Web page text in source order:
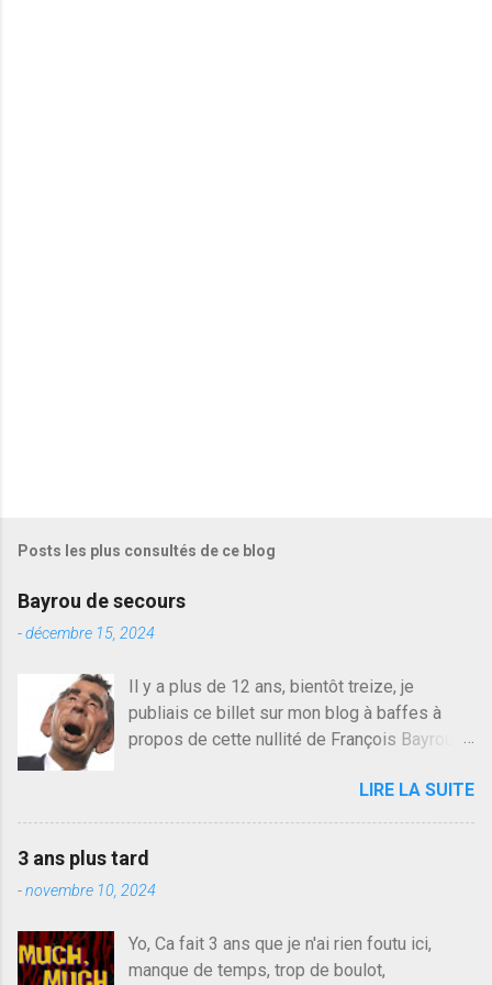
Posts les plus consultés de ce blog
Bayrou de secours
-décembre 15, 2024
Il y a plus de 12 ans, bientôt treize, je
publiais ce billet sur mon blog à baffes à
propos de cette nullité de François Bayrou. Il
quelqu'un, je ne parle pas des couples mais
des amis ou des valeurs dans lesquels on
croit. François Bayrou est en passe de
devenir le traite d'une partie de son électorat
et c'est par la presse qu'on l'apprend. On
plus proche de Sarkozy que de Hollande,
sinon il serait candidat du centre de la
LIRE LA SUITE
3 ans plus tard
-novembre 10, 2024
Yo, Ca fait 3 ans que je n'ai rien foutu ici,
manque de temps, trop de boulot,